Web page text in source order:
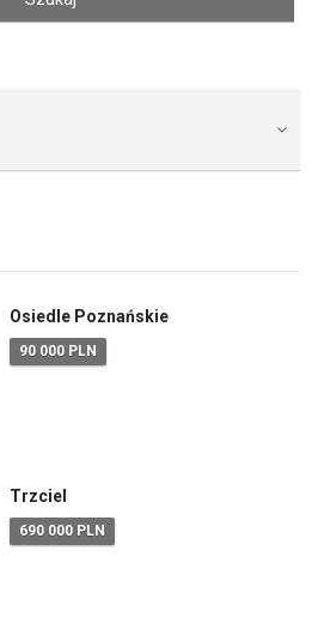
Osiedle Poznańskie
90 000 PLN
Trzciel
690 000 PLN